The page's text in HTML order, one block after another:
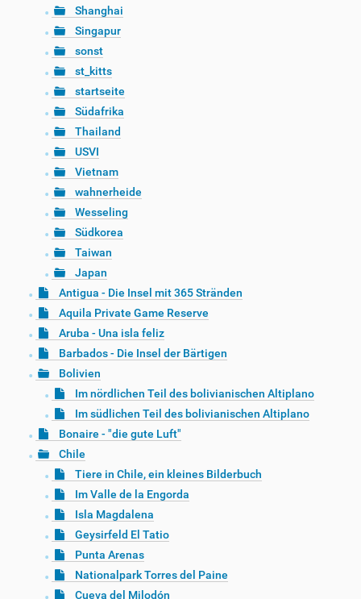
Shanghai
Singapur
sonst
st_kitts
startseite
Südafrika
Thailand
USVI
Vietnam
wahnerheide
Wesseling
Südkorea
Taiwan
Japan
Antigua - Die Insel mit 365 Stränden
Aquila Private Game Reserve
Aruba - Una isla feliz
Barbados - Die Insel der Bärtigen
Bolivien
Im nördlichen Teil des bolivianischen Altiplano
Im südlichen Teil des bolivianischen Altiplano
Bonaire - "die gute Luft"
Chile
Tiere in Chile, ein kleines Bilderbuch
Im Valle de la Engorda
Isla Magdalena
Geysirfeld El Tatio
Punta Arenas
Nationalpark Torres del Paine
Cueva del Milodón